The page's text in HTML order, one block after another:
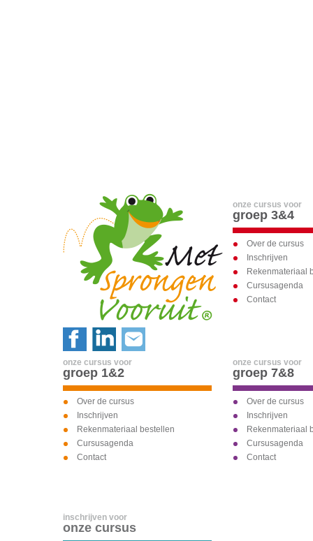
onze cursus voor
groep 3&4
Over de cursus
Inschrijven
Rekenmateriaal
Cursusagenda
Contact
onze cursus voor
groep 1&2
Over de cursus
Inschrijven
Rekenmateriaal bestellen
Cursusagenda
Contact
onze cursus voor
groep 7&8
Over de cursus
Inschrijven
Rekenmateriaal
Cursusagenda
Contact
inschrijven voor
onze cursus